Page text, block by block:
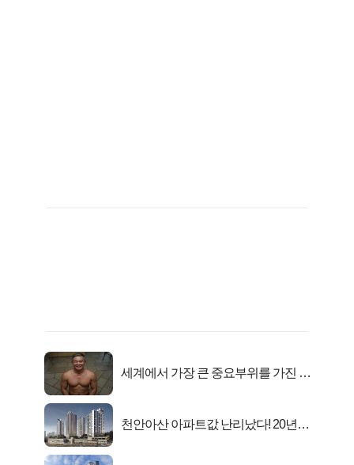
세계에서 가장 큰 중요부위를 가진 남
천안아산 아파트값 난리났다! 20년